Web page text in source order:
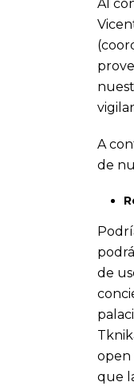
Al
A
de
de
open
que